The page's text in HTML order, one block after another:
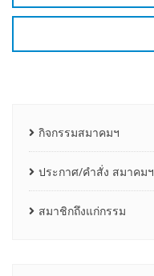
กิจกรรมสมาคมฯ
ประกาศ/คำสั่ง สมาคมฯ
สมาชิกถึงแก่กรรม